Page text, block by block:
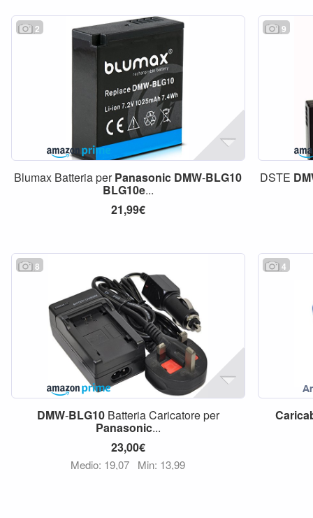
2
Blumax Batteria perPanasonic DMW-BLG10
BLG10e...
21,99€
9
DSTE
8
DMW-BLG10Batteria Caricatore per
Panasonic...
23,00€
Medio: 19,07 Min: 13,99
4